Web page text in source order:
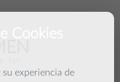
Cookies
experiencia de